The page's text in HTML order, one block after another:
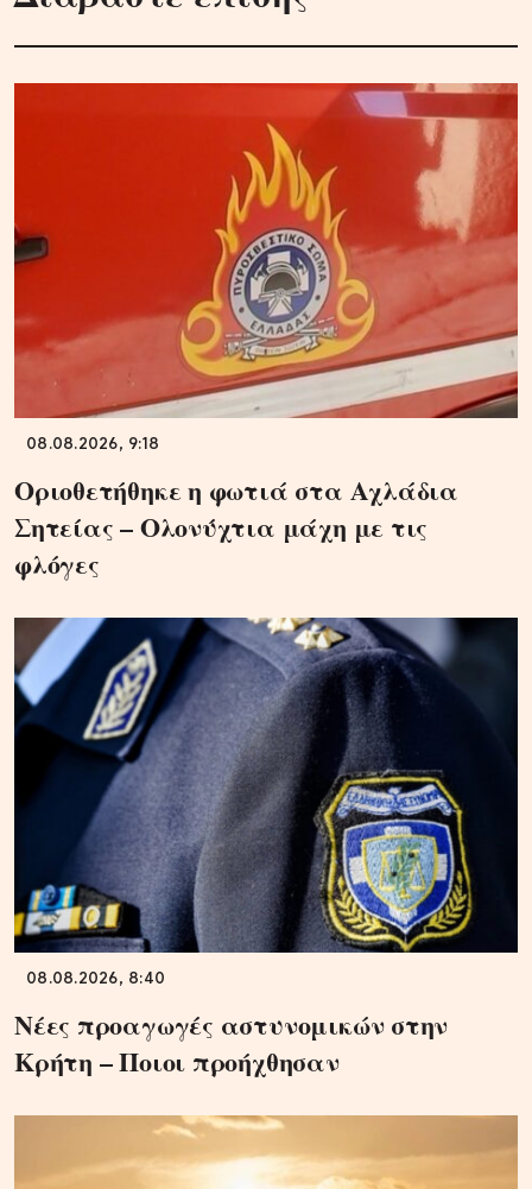
08.08.2026, 9:18
Οριοθετήθηκε η φωτιά στα Αχλάδια
Σητείας – Ολονύχτια μάχη με τις
φλόγες
08.08.2026, 8:40
Νέες προαγωγές αστυνομικών στην
Κρήτη – Ποιοι προήχθησαν